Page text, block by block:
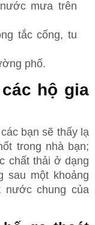
mưa trên
tắc cống, tu
phố.
hộ gia
bạn sẽ thấy lạ
trong nhà bạn;
chất thải ở dạng
sau một khoảng
nước chung của